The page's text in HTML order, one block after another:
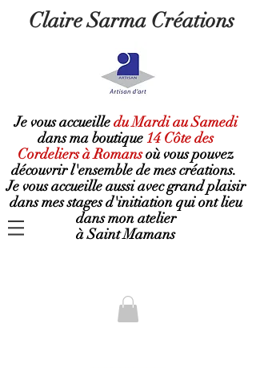
Claire Sarma Créations
Je vous accueilledu Mardi au Samedi
dans ma boutique14 Côte des
Cordeliers à Romansoùvous pouvez
découvrir l'ensemble de mes créations.
Je vous accueille aussi avec grand plaisir
dans mes stages d'initiation qui ont lieu
dans mon atelier
à Saint Mamans